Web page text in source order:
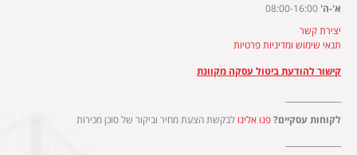
א'-ה' 08:00-16:00
יצירת קשר
תנאי שימוש ומדיניות פרטיות
קישור להודעת ביטול עסקה מקוונת
לקוחות עסקיים?פנו אלינו לבקשת הצעת מחיר וביקור של סוכן מכירות